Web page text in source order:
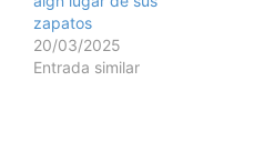
zapatos
20/03/2025
Entrada similar